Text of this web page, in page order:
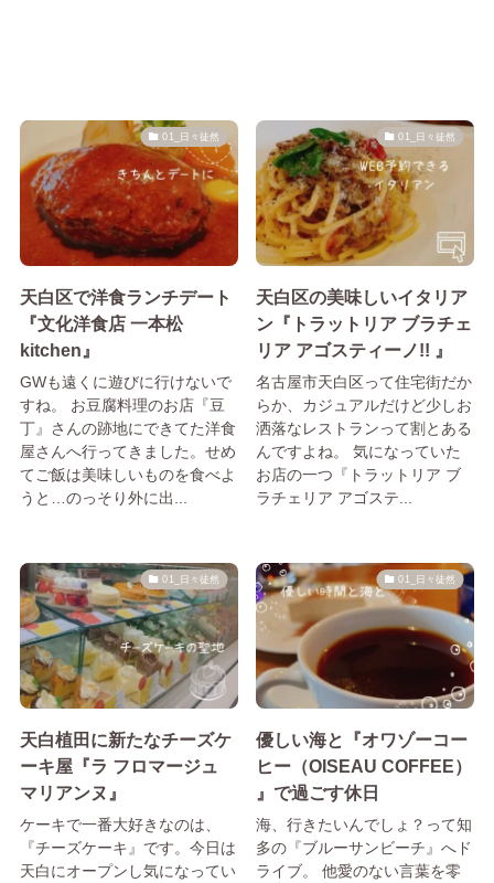
01_日々徒然
天白区で洋食ランチデート
『文化洋食店 一本松
kitchen』
GWも遠くに遊びに行けないで
すね。 お豆腐料理のお店『豆
丁』さんの跡地にできてた洋食
屋さんへ行ってきました。せめ
てご飯は美味しいものを食べよ
うと…のっそり外に出...
01_日々徒然
天白区の美味しいイタリア
ン『トラットリア ブラチェ
リア アゴスティーノ!! 』
名古屋市天白区って住宅街だか
らか、カジュアルだけど少しお
洒落なレストランって割とある
んですよね。 気になっていた
お店の一つ『トラットリア ブ
ラチェリア アゴステ...
01_日々徒然
天白植田に新たなチーズケ
ーキ屋『ラ フロマージュ
マリアンヌ』
ケーキで一番大好きなのは、
『チーズケーキ』です。今日は
天白にオープンし気になってい
01_日々徒然
優しい海と『オワゾーコー
ヒー（OISEAU COFFEE）
』で過ごす休日
海、行きたいんでしょ？って知
多の『ブルーサンビーチ』へド
ライブ。 他愛のない言葉を零